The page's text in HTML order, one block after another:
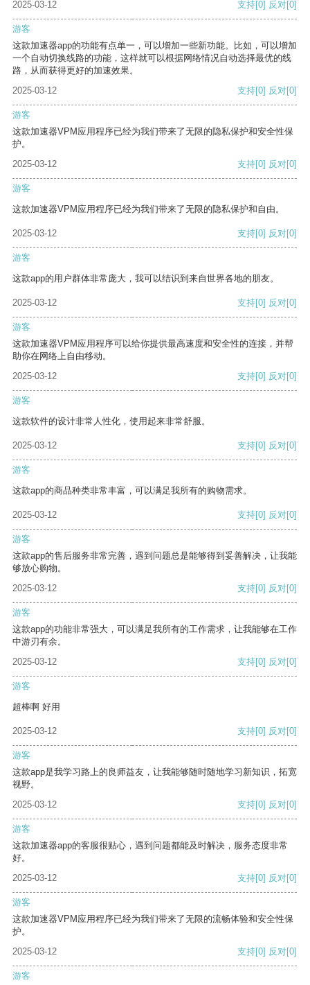
2025-03-12 支持[0] 反对[0]
游客
这款加速器app的功能有点单一，可以增加一些新功能。比如，可以增加
一个自动切换线路的功能，这样就可以根据网络情况自动选择最优的线
路，从而获得更好的加速效果。
2025-03-12
支持[0] 反对[0]
游客
这款加速器VPM应用程序已经为我们带来了无限的隐私保护和安全性保
护。
2025-03-12
支持[0] 反对[0]
游客
这款加速器VPM应用程序已经为我们带来了无限的隐私保护和自由。
2025-03-12 支持[0] 反对[0]
游客
这款app的用户群体非常庞大，我可以结识到来自世界各地的朋友。
2025-03-12 支持[0] 反对[0]
游客
这款加速器VPM应用程序可以给你提供最高速度和安全性的连接，并帮
助你在网络上自由移动。
2025-03-12
支持[0] 反对[0]
游客
这款软件的设计非常人性化，使用起来非常舒服。
2025-03-12 支持[0] 反对[0]
游客
这款app的商品种类非常丰富，可以满足我所有的购物需求。
2025-03-12 支持[0] 反对[0]
游客
这款app的售后服务非常完善，遇到问题总是能够得到妥善解决，让我能
够放心购物。
2025-03-12
支持[0] 反对[0]
游客
这款app的功能非常强大，可以满足我所有的工作需求，让我能够在工作
中游刃有余。
2025-03-12
支持[0] 反对[0]
游客
超棒啊 好用
2025-03-12 支持[0] 反对[0]
游客
这款app是我学习路上的良师益友，让我能够随时随地学习新知识，拓宽
视野。
2025-03-12
支持[0] 反对[0]
游客
这款加速器app的客服很贴心，遇到问题都能及时解决，服务态度非常
好。
2025-03-12
支持[0] 反对[0]
游客
这款加速器VPM应用程序已经为我们带来了无限的流畅体验和安全性保
护。
2025-03-12
支持[0] 反对[0]
游客